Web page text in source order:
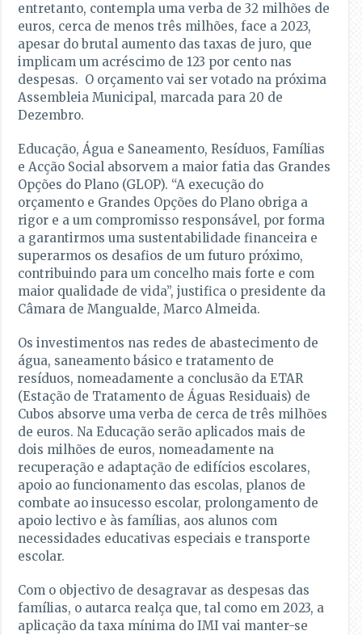
entretanto, contempla uma verba de 32 milhões de
euros, cerca de menos três milhões, face a 2023,
apesar do brutal aumento das taxas de juro, que
implicam um acréscimo de 123 por cento nas
despesas. O orçamento vai ser votado na próxima
Assembleia Municipal, marcada para 20 de
Dezembro.
Educação, Água e Saneamento, Resíduos, Famílias
e Acção Social absorvem a maior fatia das Grandes
Opções do Plano (GLOP). “A execução do
orçamento e Grandes Opções do Plano obriga a
rigor e a um compromisso responsável, por forma
a garantirmos uma sustentabilidade financeira e
superarmos os desafios de um futuro próximo,
contribuindo para um concelho mais forte e com
maior qualidade de vida”, justifica o presidente da
Câmara de Mangualde, Marco Almeida.
Os investimentos nas redes de abastecimento de
água, saneamento básico e tratamento de
resíduos, nomeadamente a conclusão da ETAR
(Estação de Tratamento de Águas Residuais) de
Cubos absorve uma verba de cerca de três milhões
de euros. Na Educação serão aplicados mais de
dois milhões de euros, nomeadamente na
recuperação e adaptação de edifícios escolares,
apoio ao funcionamento das escolas, planos de
combate ao insucesso escolar, prolongamento de
apoio lectivo e às famílias, aos alunos com
necessidades educativas especiais e transporte
escolar.
Com o objectivo de desagravar as despesas das
famílias, o autarca realça que, tal como em 2023, a
aplicação da taxa mínima do IMI vai manter-se